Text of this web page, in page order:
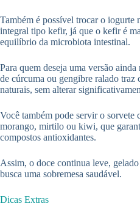
Também é possível trocar o iogurte
integral tipo kefir, já que o kefir é
equilíbrio da microbiota intestinal.
Para quem deseja uma versão
de cúrcuma ou gengibre ralado traz
naturais, sem alterar
Você também pode servir o sorvete
morango, mirtilo ou kiwi, que
compostos antioxidantes.
Assim, o doce continua leve,
busca uma sobremesa saudável.
Dicas Extras